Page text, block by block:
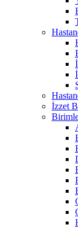
İzzet